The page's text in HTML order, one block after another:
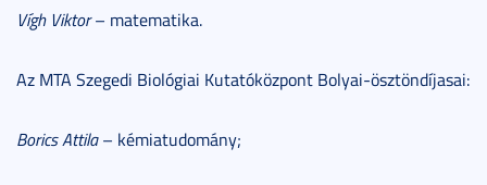
Vígh Viktor– matematika.
Az MTA Szegedi Biológiai Kutatóközpont Bolyai-ösztöndíjasai:
Borics Attila– kémiatudomány;